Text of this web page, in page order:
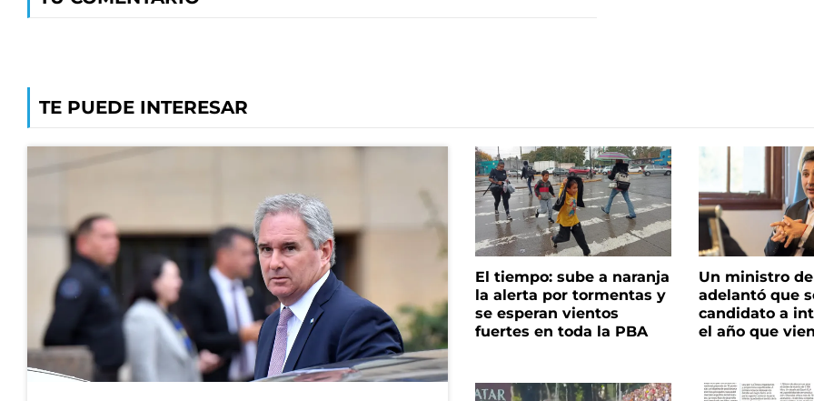
TE PUEDE INTERESAR
El tiempo: sube a naranja
la alerta por tormentas y
se esperan vientos
fuertes en toda la PBA
Un ministro
adelantó que
candidato a
el año que